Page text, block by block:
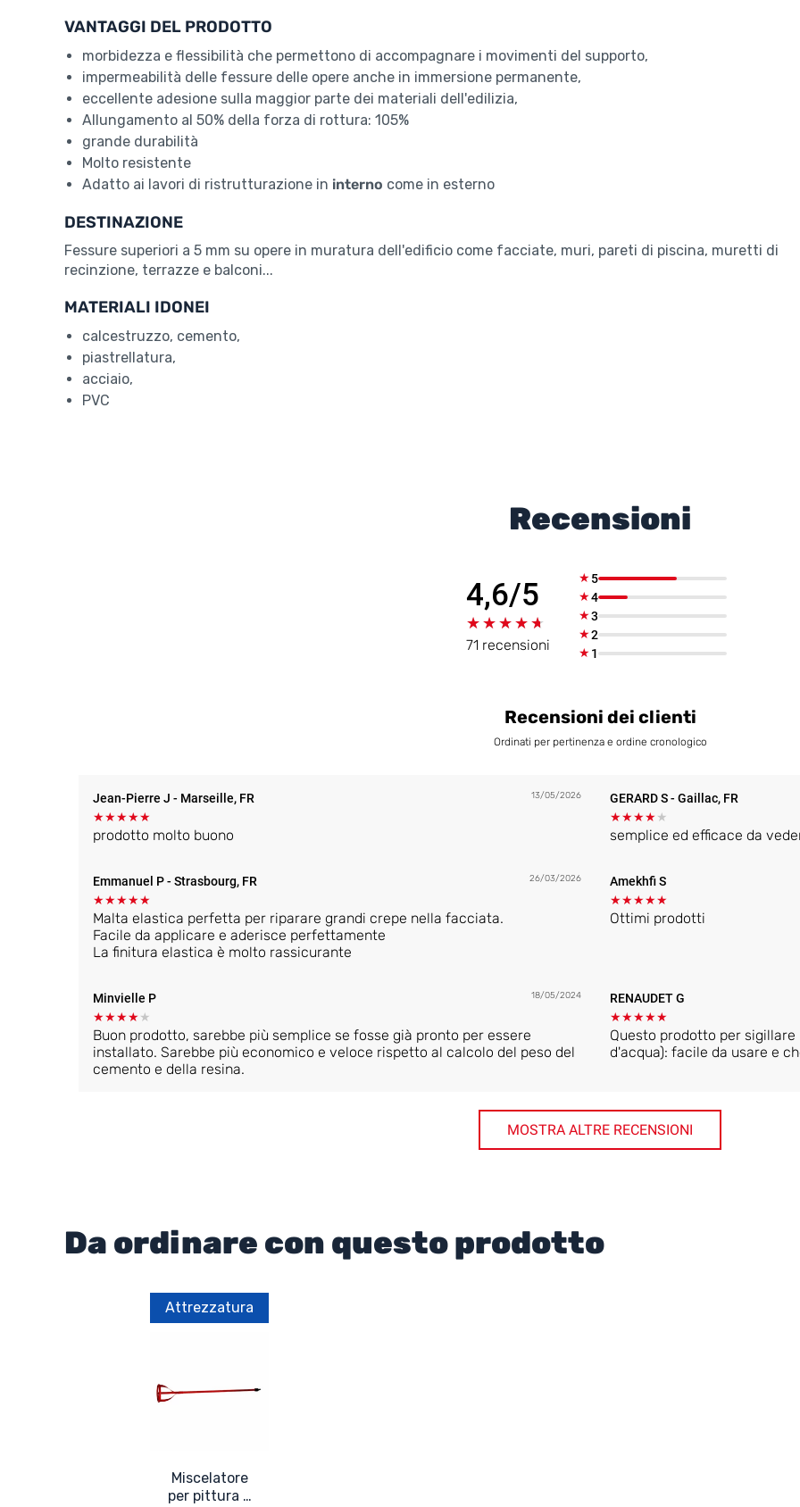
VANTAGGI DEL PRODOTTO
morbidezza e flessibilità che permettono di accompagnare i movimenti del supporto,
impermeabilità delle fessure delle opere anche in immersione permanente,
eccellente adesione sulla maggior parte dei materiali dell'edilizia,
Allungamento al 50% della forza di rottura: 105%
grande durabilità
Molto resistente
Adatto ai lavori di ristrutturazione in interno come in esterno
DESTINAZIONE
Fessure superiori a 5 mm su opere in muratura dell'edificio come facciate, muri, pareti di piscina, muretti di
recinzione, terrazze e balconi...
MATERIALI IDONEI
calcestruzzo, cemento,
piastrellatura,
acciaio,
PVC
Recensioni
4,6/5
★★★★★
★★★★★
71 recensioni
★5
★4
★3
★2
★1
Recensioni dei clienti
Ordinati per pertinenza e ordine cronologico
Jean-Pierre J - Marseille, FR 13/05/2026
★★★★★
prodotto molto buono
GERARD S- Gaillac, FR
★★★★★
semplice ed efficace da
Emmanuel P- Strasbourg, FR 26/03/2026
★★★★★
Malta elastica perfetta per riparare grandi crepe nella facciata.
Facile da applicare e aderisce perfettamente
La finitura elastica è molto rassicurante
Amekhfi S
★★★★★
Ottimi prodotti
Minvielle P 18/05/2024
★★★★★
Buon prodotto, sarebbe più semplice se fosse già pronto per essere
installato. Sarebbe più economico e veloce rispetto al calcolo del peso del
cemento e della resina.
RENAUDET G
★★★★★
Questo prodotto per
d'acqua): facile da usare e
MOSTRA ALTRE RECENSIONI
Da ordinare con questo prodotto
Attrezzatura
Miscelatore
per pittura e